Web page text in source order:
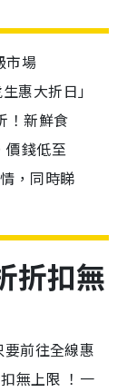
市場
惠大折日」
！新鮮食
價錢低至
，同時睇
折扣無
要前往全線惠
扣無上限 ！一